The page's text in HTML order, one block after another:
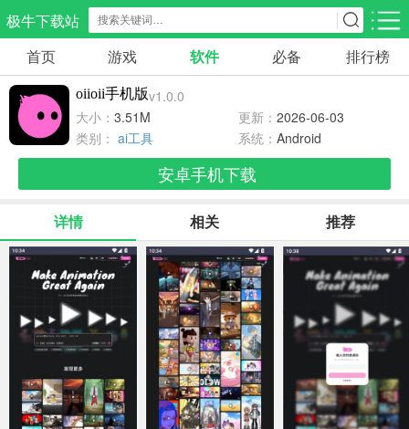
极牛下载站
应用分类 游戏分类
生活服务
297款应用
教育学习
178款应用
气象交通
84款应用
游戏辅助
478款应用
摄影美化
215款应用
社交聊天
183款应用
电子图书
439款应用
移动办公
184款应用
新闻阅读
43款应用
金融理财
54款应用
媒体影音
602款应用
系统工具
健康医疗
ai工具
首页 游戏 软件 必备 排行榜
oiioii手机版v1.0.0
大小： 3.51M 更新： 2026-06-03
类别： ai工具 系统： Android
安卓手机下载
详情 相关 推荐